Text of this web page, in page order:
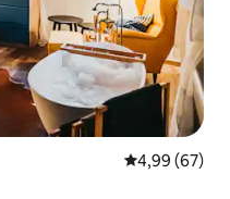
Évaluation
4,99 (67)